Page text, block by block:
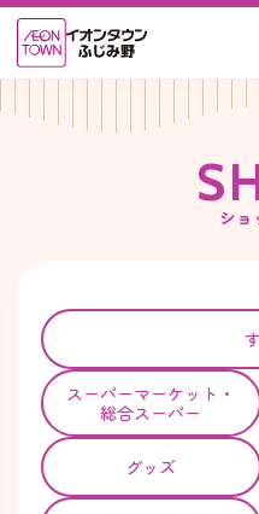
S
ショ
スーパーマーケット・
総合スーパー
グッズ